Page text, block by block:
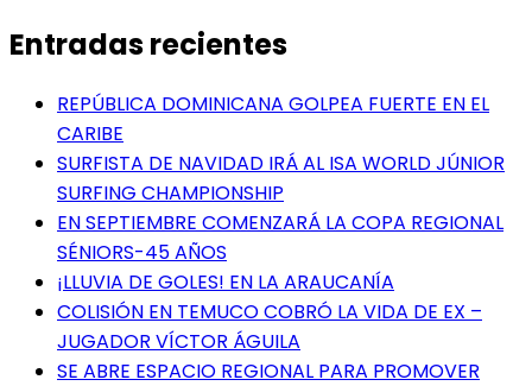
Entradas recientes
REPÚBLICA DOMINICANA GOLPEA FUERTE EN EL
CARIBE
SURFISTA DE NAVIDAD IRÁ AL ISA WORLD JÚNIOR
SURFING CHAMPIONSHIP
EN SEPTIEMBRE COMENZARÁ LA COPA REGIONAL
SÉNIORS-45 AÑOS
¡LLUVIA DE GOLES! EN LA ARAUCANÍA
COLISIÓN EN TEMUCO COBRÓ LA VIDA DE EX –
JUGADOR VÍCTOR ÁGUILA
SE ABRE ESPACIO REGIONAL PARA PROMOVER